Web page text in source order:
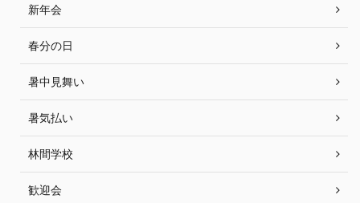
新年会
春分の日
暑中見舞い
暑気払い
林間学校
歓迎会